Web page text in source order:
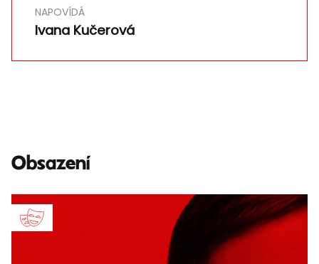
NAPOVÍDÁ
Ivana Kučerová
Obsazení